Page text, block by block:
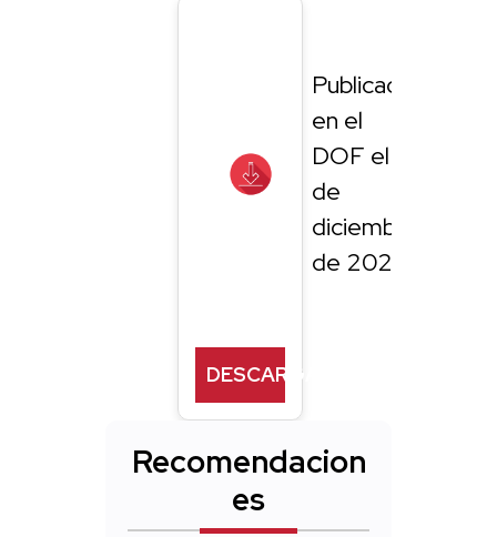
Publicado
en el
DOF el 19
de
diciembre
de 2024
DESCARGAR
Recomendacion
es